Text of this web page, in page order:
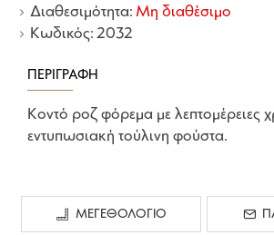
Διαθεσιμότητα: Μη διαθέσιμο
Κωδικός: 2032
ΠΕΡΙΓΡΑΦΉ
Κοντό ροζ φόρεμα με λεπτομέρειες
εντυπωσιακή τούλινη φούστα.
ΜΕΓΕΘΟΛΟΓΙΟ